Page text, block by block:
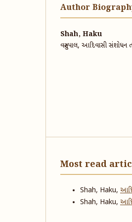
Author
Shah, Haku
વસ્તુપાલ, આદિવાસી સંશોધન
Most read
Shah, Haku,
Shah, Haku,